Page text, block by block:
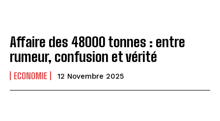
Affaire des 48000 tonnes : entre
rumeur, confusion et vérité
ECONOMIE 12 Novembre 2025